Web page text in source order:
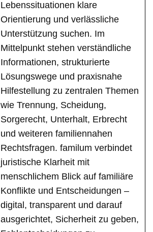
Lebenssituationen klare
Orientierung und verlässliche
Unterstützung suchen. Im
Mittelpunkt stehen verständliche
Informationen, strukturierte
Lösungswege und praxisnahe
Hilfestellung zu zentralen Themen
wie Trennung, Scheidung,
Sorgerecht, Unterhalt, Erbrecht
und weiteren familiennahen
Rechtsfragen. familum verbindet
juristische Klarheit mit
menschlichem Blick auf familiäre
Konflikte und Entscheidungen –
digital, transparent und darauf
ausgerichtet, Sicherheit zu geben,